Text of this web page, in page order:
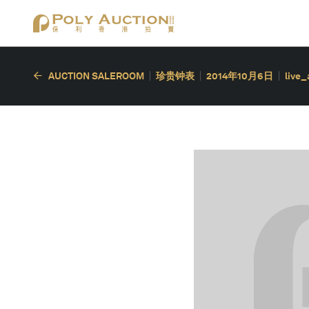
AUCTION SALEROOM 珍贵钟表 2014年10月6日